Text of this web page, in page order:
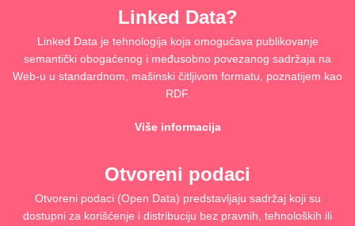
Linked Data?
Linked Data je tehnologija koja omogućava publikovanje
semantički obogaćenog i međusobno povezanog sadržaja na
Web-u u standardnom, mašinski čitljivom formatu, poznatijem kao
RDF.
Više informacija
Otvoreni podaci
Otvoreni podaci (Open Data) predstavljaju sadržaj koji su
dostupni za korišćenje i distribuciju bez pravnih, tehnoloških ili